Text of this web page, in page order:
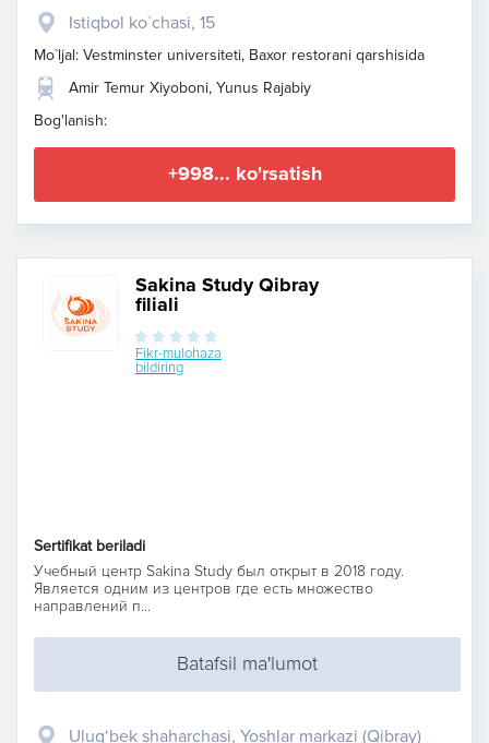
Istiqbol ko`chasi, 15
Mo`ljal: Vestminster universiteti, Baxor restorani qarshisida
Amir Temur Xiyoboni, Yunus Rajabiy
Bog'lanish:
+998... ko'rsatish
Sakina Study Qibray
filiali
Fikr-mulohaza
bildiring
Sertifikat beriladi
Учебный центр Sakina Study был открыт в 2018 году.
Является одним из центров где есть множество
направлений п...
Batafsil ma'lumot
Ulug‘bek shaharchasi, Yoshlar markazi (Qibray)